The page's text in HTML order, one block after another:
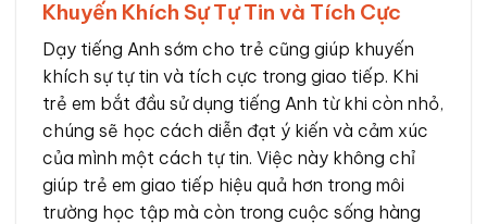
Khuyến Khích Sự Tự Tin và Tích Cực
Dạy tiếng Anh sớm cho trẻ cũng giúp khuyến
khích sự tự tin và tích cực trong giao tiếp. Khi
trẻ em bắt đầu sử dụng tiếng Anh từ khi còn nhỏ,
chúng sẽ học cách diễn đạt ý kiến và cảm xúc
của mình một cách tự tin. Việc này không chỉ
giúp trẻ em giao tiếp hiệu quả hơn trong môi
trường học tập mà còn trong cuộc sống hàng